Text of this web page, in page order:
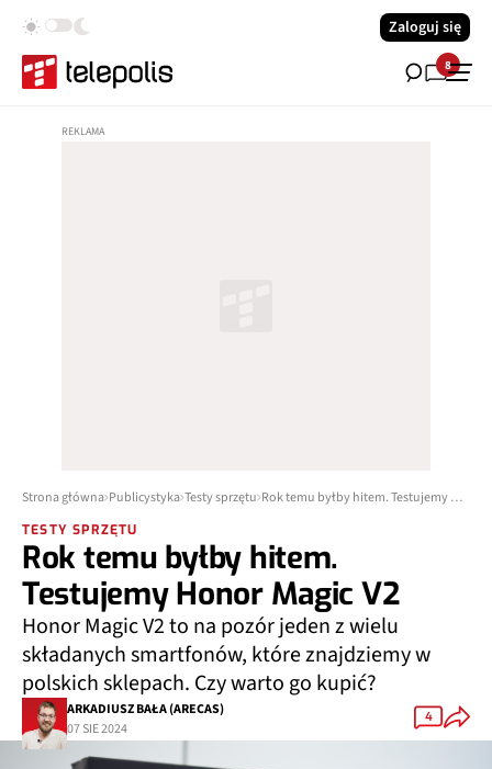
Zaloguj się
8
Strona główna Publicystyka Testy sprzętu Rok temu byłby hitem. Testujemy Honor Magic V2
TESTY SPRZĘTU
Rok temu byłby hitem.
Testujemy Honor Magic V2
Honor Magic V2 to na pozór jeden z wielu
składanych smartfonów, które znajdziemy w
polskich sklepach. Czy warto go kupić?
ARKADIUSZ BAŁA (ARECAS)
07 SIE 2024
4